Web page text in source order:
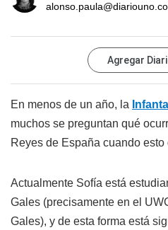
Agregar
En menos de un año, la
muchos se preguntan qué
Reyes de España cuando esto
Actualmente Sofía está
Gales (precisamente en el
Gales), y de esta forma está